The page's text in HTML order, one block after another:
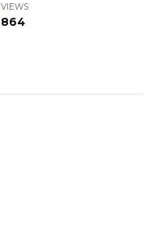
VIEWS
864